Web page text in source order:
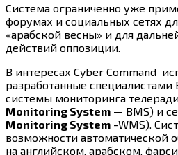
Система ограниченно уже
форумах и социальных сетях
«арабской весны» и для
действий оппозиции.
В интересах Cyber Command
разработанные специалистами
системы мониторинга
Monitoring System — BMS) и
Monitoring System -WMS).
возможности автоматической
на английском, арабском,